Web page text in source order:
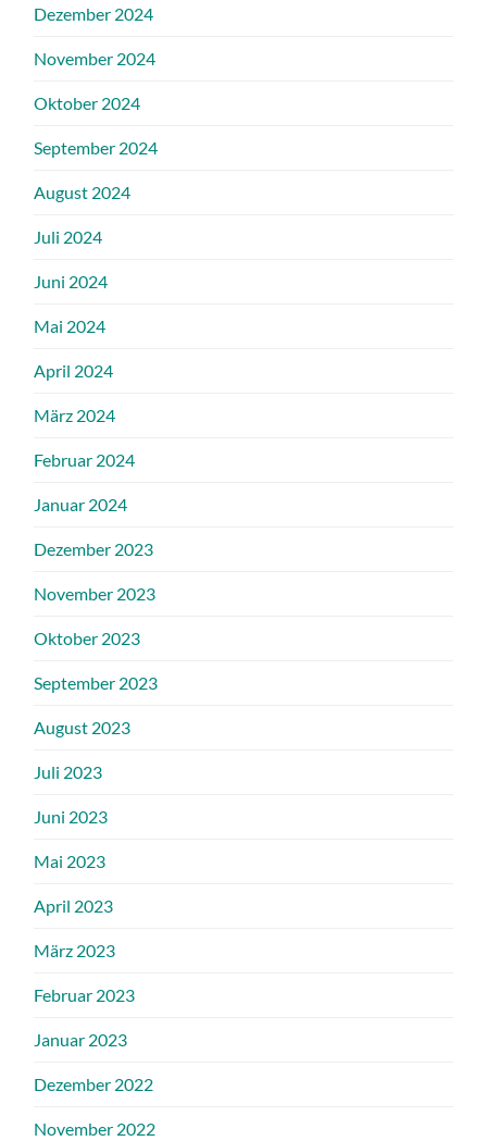
Dezember 2024
November 2024
Oktober 2024
September 2024
August 2024
Juli 2024
Juni 2024
Mai 2024
April 2024
März 2024
Februar 2024
Januar 2024
Dezember 2023
November 2023
Oktober 2023
September 2023
August 2023
Juli 2023
Juni 2023
Mai 2023
April 2023
März 2023
Februar 2023
Januar 2023
Dezember 2022
November 2022